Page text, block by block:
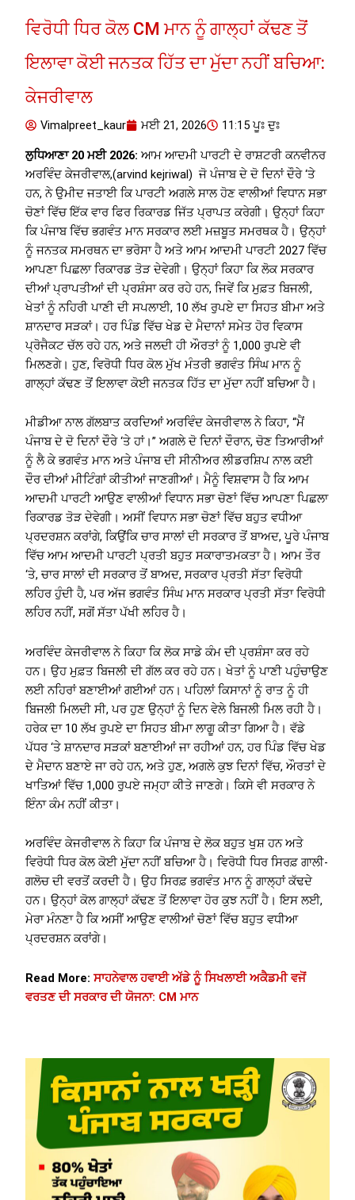
ਵਿਰੋਧੀ ਧਿਰ ਕੋਲ CM ਮਾਨ ਨੂੰ ਗਾਲ੍ਹਾਂ ਕੱਢਣ ਤੋਂ
ਇਲਾਵਾ ਕੋਈ ਜਨਤਕ ਹਿੱਤ ਦਾ ਮੁੱਦਾ ਨਹੀਂ ਬਚਿਆ:
ਕੇਜਰੀਵਾਲ
Vimalpreet_kaur ਮਈ 21, 2026 11:15 ਪੂਃ ਦੁਃ
ਲੁਧਿਆਣਾ 20 ਮਈ 2026:ਆਮ ਆਦਮੀ ਪਾਰਟੀ ਦੇ ਰਾਸ਼ਟਰੀ ਕਨਵੀਨਰ
ਅਰਵਿੰਦ ਕੇਜਰੀਵਾਲ,(arvind kejriwal) ਜੋ ਪੰਜਾਬ ਦੇ ਦੋ ਦਿਨਾਂ ਦੌਰੇ ‘ਤੇ
ਹਨ, ਨੇ ਉਮੀਦ ਜਤਾਈ ਕਿ ਪਾਰਟੀ ਅਗਲੇ ਸਾਲ ਹੋਣ ਵਾਲੀਆਂ ਵਿਧਾਨ ਸਭਾ
ਚੋਣਾਂ ਵਿੱਚ ਇੱਕ ਵਾਰ ਫਿਰ ਰਿਕਾਰਡ ਜਿੱਤ ਪ੍ਰਾਪਤ ਕਰੇਗੀ। ਉਨ੍ਹਾਂ ਕਿਹਾ
ਕਿ ਪੰਜਾਬ ਵਿੱਚ ਭਗਵੰਤ ਮਾਨ ਸਰਕਾਰ ਲਈ ਮਜ਼ਬੂਤ ​​ਸਮਰਥਕ ਹੈ। ਉਨ੍ਹਾਂ
ਨੂੰ ਜਨਤਕ ਸਮਰਥਨ ਦਾ ਭਰੋਸਾ ਹੈ ਅਤੇ ਆਮ ਆਦਮੀ ਪਾਰਟੀ 2027 ਵਿੱਚ
ਆਪਣਾ ਪਿਛਲਾ ਰਿਕਾਰਡ ਤੋੜ ਦੇਵੇਗੀ। ਉਨ੍ਹਾਂ ਕਿਹਾ ਕਿ ਲੋਕ ਸਰਕਾਰ
ਦੀਆਂ ਪ੍ਰਾਪਤੀਆਂ ਦੀ ਪ੍ਰਸ਼ੰਸਾ ਕਰ ਰਹੇ ਹਨ, ਜਿਵੇਂ ਕਿ ਮੁਫ਼ਤ ਬਿਜਲੀ,
ਖੇਤਾਂ ਨੂੰ ਨਹਿਰੀ ਪਾਣੀ ਦੀ ਸਪਲਾਈ, 10 ਲੱਖ ਰੁਪਏ ਦਾ ਸਿਹਤ ਬੀਮਾ ਅਤੇ
ਸ਼ਾਨਦਾਰ ਸੜਕਾਂ। ਹਰ ਪਿੰਡ ਵਿੱਚ ਖੇਡ ਦੇ ਮੈਦਾਨਾਂ ਸਮੇਤ ਹੋਰ ਵਿਕਾਸ
ਪ੍ਰੋਜੈਕਟ ਚੱਲ ਰਹੇ ਹਨ, ਅਤੇ ਜਲਦੀ ਹੀ ਔਰਤਾਂ ਨੂੰ 1,000 ਰੁਪਏ ਵੀ
ਮਿਲਣਗੇ। ਹੁਣ, ਵਿਰੋਧੀ ਧਿਰ ਕੋਲ ਮੁੱਖ ਮੰਤਰੀ ਭਗਵੰਤ ਸਿੰਘ ਮਾਨ ਨੂੰ
ਗਾਲ੍ਹਾਂ ਕੱਢਣ ਤੋਂ ਇਲਾਵਾ ਕੋਈ ਜਨਤਕ ਹਿੱਤ ਦਾ ਮੁੱਦਾ ਨਹੀਂ ਬਚਿਆ ਹੈ।
ਮੀਡੀਆ ਨਾਲ ਗੱਲਬਾਤ ਕਰਦਿਆਂ ਅਰਵਿੰਦ ਕੇਜਰੀਵਾਲ ਨੇ ਕਿਹਾ, “ਮੈਂ
ਪੰਜਾਬ ਦੇ ਦੋ ਦਿਨਾਂ ਦੌਰੇ ‘ਤੇ ਹਾਂ।” ਅਗਲੇ ਦੋ ਦਿਨਾਂ ਦੌਰਾਨ, ਚੋਣ ਤਿਆਰੀਆਂ
ਨੂੰ ਲੈ ਕੇ ਭਗਵੰਤ ਮਾਨ ਅਤੇ ਪੰਜਾਬ ਦੀ ਸੀਨੀਅਰ ਲੀਡਰਸ਼ਿਪ ਨਾਲ ਕਈ
ਦੌਰ ਦੀਆਂ ਮੀਟਿੰਗਾਂ ਕੀਤੀਆਂ ਜਾਣਗੀਆਂ। ਮੈਨੂੰ ਵਿਸ਼ਵਾਸ ਹੈ ਕਿ ਆਮ
ਆਦਮੀ ਪਾਰਟੀ ਆਉਣ ਵਾਲੀਆਂ ਵਿਧਾਨ ਸਭਾ ਚੋਣਾਂ ਵਿੱਚ ਆਪਣਾ ਪਿਛਲਾ
ਰਿਕਾਰਡ ਤੋੜ ਦੇਵੇਗੀ। ਅਸੀਂ ਵਿਧਾਨ ਸਭਾ ਚੋਣਾਂ ਵਿੱਚ ਬਹੁਤ ਵਧੀਆ
ਪ੍ਰਦਰਸ਼ਨ ਕਰਾਂਗੇ, ਕਿਉਂਕਿ ਚਾਰ ਸਾਲਾਂ ਦੀ ਸਰਕਾਰ ਤੋਂ ਬਾਅਦ, ਪੂਰੇ ਪੰਜਾਬ
ਵਿੱਚ ਆਮ ਆਦਮੀ ਪਾਰਟੀ ਪ੍ਰਤੀ ਬਹੁਤ ਸਕਾਰਾਤਮਕਤਾ ਹੈ। ਆਮ ਤੌਰ
‘ਤੇ, ਚਾਰ ਸਾਲਾਂ ਦੀ ਸਰਕਾਰ ਤੋਂ ਬਾਅਦ, ਸਰਕਾਰ ਪ੍ਰਤੀ ਸੱਤਾ ਵਿਰੋਧੀ
ਲਹਿਰ ਹੁੰਦੀ ਹੈ, ਪਰ ਅੱਜ ਭਗਵੰਤ ਸਿੰਘ ਮਾਨ ਸਰਕਾਰ ਪ੍ਰਤੀ ਸੱਤਾ ਵਿਰੋਧੀ
ਲਹਿਰ ਨਹੀਂ, ਸਗੋਂ ਸੱਤਾ ਪੱਖੀ ਲਹਿਰ ਹੈ।
ਅਰਵਿੰਦ ਕੇਜਰੀਵਾਲ ਨੇ ਕਿਹਾ ਕਿ ਲੋਕ ਸਾਡੇ ਕੰਮ ਦੀ ਪ੍ਰਸ਼ੰਸਾ ਕਰ ਰਹੇ
ਹਨ। ਉਹ ਮੁਫ਼ਤ ਬਿਜਲੀ ਦੀ ਗੱਲ ਕਰ ਰਹੇ ਹਨ। ਖੇਤਾਂ ਨੂੰ ਪਾਣੀ ਪਹੁੰਚਾਉਣ
ਲਈ ਨਹਿਰਾਂ ਬਣਾਈਆਂ ਗਈਆਂ ਹਨ। ਪਹਿਲਾਂ ਕਿਸਾਨਾਂ ਨੂੰ ਰਾਤ ਨੂੰ ਹੀ
ਬਿਜਲੀ ਮਿਲਦੀ ਸੀ, ਪਰ ਹੁਣ ਉਨ੍ਹਾਂ ਨੂੰ ਦਿਨ ਵੇਲੇ ਬਿਜਲੀ ਮਿਲ ਰਹੀ ਹੈ।
ਹਰੇਕ ਦਾ 10 ਲੱਖ ਰੁਪਏ ਦਾ ਸਿਹਤ ਬੀਮਾ ਲਾਗੂ ਕੀਤਾ ਗਿਆ ਹੈ। ਵੱਡੇ
ਪੱਧਰ ‘ਤੇ ਸ਼ਾਨਦਾਰ ਸੜਕਾਂ ਬਣਾਈਆਂ ਜਾ ਰਹੀਆਂ ਹਨ, ਹਰ ਪਿੰਡ ਵਿੱਚ ਖੇਡ
ਦੇ ਮੈਦਾਨ ਬਣਾਏ ਜਾ ਰਹੇ ਹਨ, ਅਤੇ ਹੁਣ, ਅਗਲੇ ਕੁਝ ਦਿਨਾਂ ਵਿੱਚ, ਔਰਤਾਂ ਦੇ
ਖਾਤਿਆਂ ਵਿੱਚ 1,000 ਰੁਪਏ ਜਮ੍ਹਾ ਕੀਤੇ ਜਾਣਗੇ। ਕਿਸੇ ਵੀ ਸਰਕਾਰ ਨੇ
ਇੰਨਾ ਕੰਮ ਨਹੀਂ ਕੀਤਾ।
ਅਰਵਿੰਦ ਕੇਜਰੀਵਾਲ ਨੇ ਕਿਹਾ ਕਿ ਪੰਜਾਬ ਦੇ ਲੋਕ ਬਹੁਤ ਖੁਸ਼ ਹਨ ਅਤੇ
ਵਿਰੋਧੀ ਧਿਰ ਕੋਲ ਕੋਈ ਮੁੱਦਾ ਨਹੀਂ ਬਚਿਆ ਹੈ। ਵਿਰੋਧੀ ਧਿਰ ਸਿਰਫ਼ ਗਾਲੀ-
ਗਲੋਚ ਦੀ ਵਰਤੋਂ ਕਰਦੀ ਹੈ। ਉਹ ਸਿਰਫ਼ ਭਗਵੰਤ ਮਾਨ ਨੂੰ ਗਾਲ੍ਹਾਂ ਕੱਢਦੇ
ਹਨ। ਉਨ੍ਹਾਂ ਕੋਲ ਗਾਲ੍ਹਾਂ ਕੱਢਣ ਤੋਂ ਇਲਾਵਾ ਹੋਰ ਕੁਝ ਨਹੀਂ ਹੈ। ਇਸ ਲਈ,
ਮੇਰਾ ਮੰਨਣਾ ਹੈ ਕਿ ਅਸੀਂ ਆਉਣ ਵਾਲੀਆਂ ਚੋਣਾਂ ਵਿੱਚ ਬਹੁਤ ਵਧੀਆ
ਪ੍ਰਦਰਸ਼ਨ ਕਰਾਂਗੇ।
Read More:ਸਾਹਨੇਵਾਲ ਹਵਾਈ ਅੱਡੇ ਨੂੰ ਸਿਖਲਾਈ ਅਕੈਡਮੀ ਵਜੋਂ
ਵਰਤਣ ਦੀ ਸਰਕਾਰ ਦੀ ਯੋਜਨਾ: CM ਮਾਨ